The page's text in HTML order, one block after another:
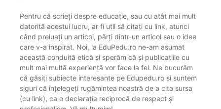
Pentru că scrieți despre educație, sau cu atât mai mult
datorită acestui lucru, ar fi util să citați cu link, atunci
când preluați un articol, părți dintr-un articol sau o idee
care v-a inspirat. Noi, la EduPedu.ro ne-am asumat
această conduită etică și sperăm că și publicațiile cu
mult mai multă experiență vor face la fel. Ne bucurăm
că găsiți subiecte interesante pe Edupedu.ro și suntem
siguri că înțelegeți rugămintea noastră de a cita sursa
(cu link), ca o declarație reciprocă de respect și